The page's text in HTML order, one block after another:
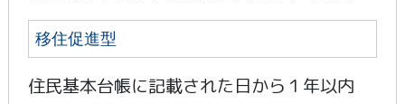
移住促進型
住民基本台帳に記載された日から１年以内